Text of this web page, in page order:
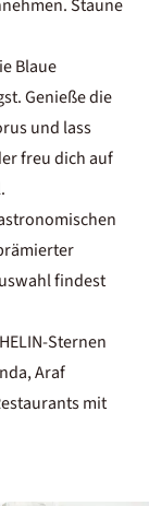
Staune
Blaue
Genieße die
und lass
freu dich auf
findest
Sternen
Araf
mit